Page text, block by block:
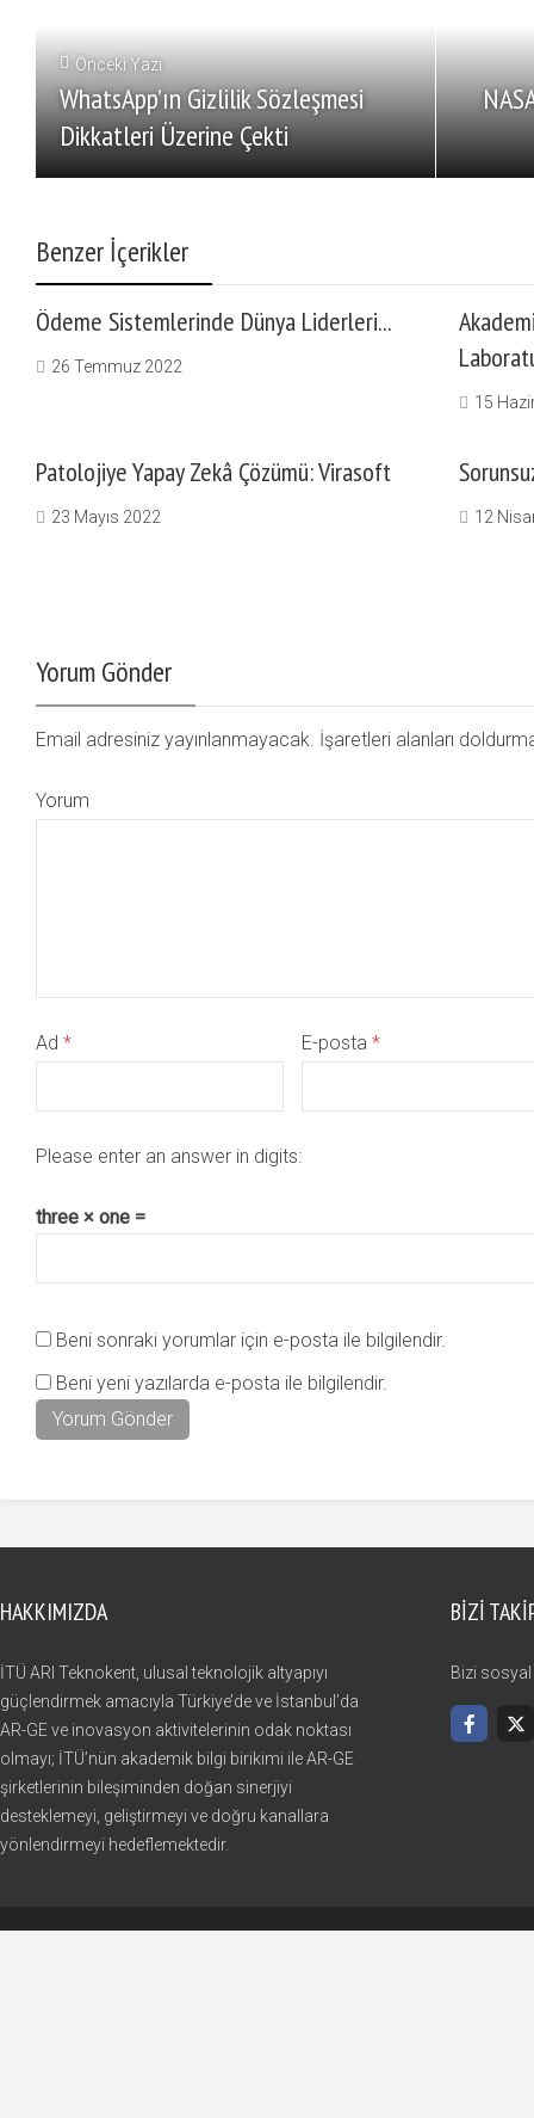
Önceki Yazı
WhatsApp’ın Gizlilik Sözleşmesi
Dikkatleri Üzerine Çekti
Benzer İçerikler
Ödeme Sistemlerinde Dünya Liderleri...
26 Temmuz 2022
15
Patolojiye Yapay Zekâ Çözümü: Virasoft
23 Mayıs 2022 12
Yorum Gönder
Email adresiniz yayınlanmayacak. İşaretleri alanları
Yorum
Ad * E-posta*
Please enter an answer in digits:
three × one =
Beni sonraki yorumlar için e-posta ile bilgilendir.
Beni yeni yazılarda e-posta ile bilgilendir.
HAKKIMIZDA
İTÜ ARI Teknokent, ulusal teknolojik altyapıyı
güçlendirmek amacıyla Türkiye’de ve İstanbul’da
AR-GE ve inovasyon aktivitelerinin odak noktası
olmayı; İTÜ’nün akademik bilgi birikimi ile AR-GE
şirketlerinin bileşiminden doğan sinerjiyi
desteklemeyi, geliştirmeyi ve doğru kanallara
yönlendirmeyi hedeflemektedir.
BIZI
Bizi